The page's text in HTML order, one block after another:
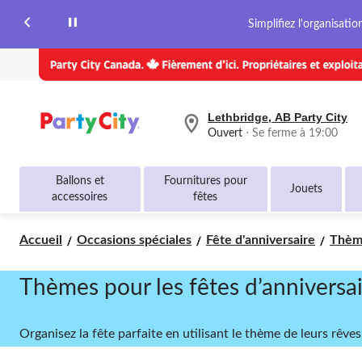
Simplifiez
votre
Lethbridge,
AB
Party
courament
ferme
à
cliquer
pour
Lethbridge, AB Party City
Ouvert ⋅ Se ferme à 19:00
Ballons et
accessoires
Fournitures pour
fêtes
Jouets
Accueil Occasions spéciales Fête d'anniversaire
Thèmes pour les fêtes
Organisez la fête parfaite en utilisant le thème de leurs